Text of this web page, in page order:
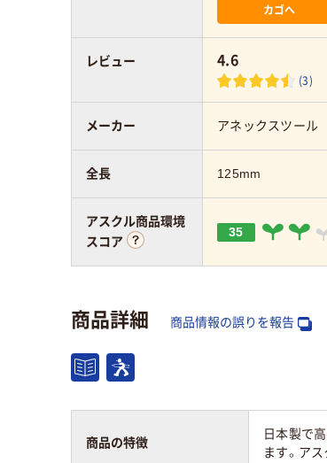
カゴへ
4.6
(3)
アネックスツール
125mm
35
レビュー
メーカー
全長
アスクル商品環境
スコア
商品詳細 商品情報の誤りを報告
商品の特徴
日本製で
ます。ア